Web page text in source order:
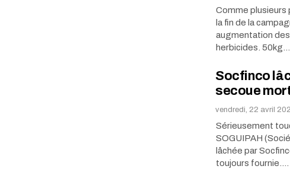
Comme plusieurs
la fin de la
augmentation
herbicides. 50kg…
Socfinco
secoue
vendredi, 22 avril
Sérieusement
SOGUIPAH
lâchée par
toujours fournie.…